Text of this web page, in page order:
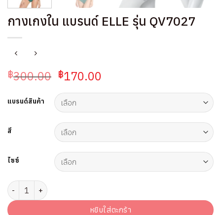
กางเกงใน แบรนด์ ELLE รุ่น QV7027
฿300.00 Original
was:
฿300.00.
฿170.00
฿170.00.
แบรนด์สินค้า
สี
ไซซ์
จำนวน กางเกงใน แบรนด์ ELLE รุ่น QV7027 ชิ้น
หยิบใส่ตะกร้า